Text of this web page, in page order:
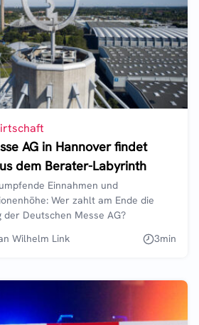
AG in Hannover findet
dem Berater-Labyrinth
Einnahmen und
Wer zahlt am Ende die
Deutschen Messe AG?
Wilhelm Link 3min